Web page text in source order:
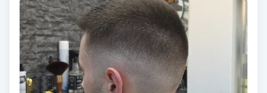
Gellack
Gellack med förstärkning
Gravidmassage